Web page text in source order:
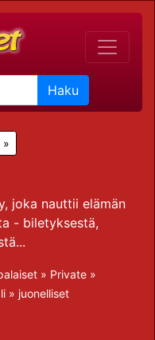
Haku
»
joka nauttii elämän
- biletyksestä,
» Private »
» juonelliset